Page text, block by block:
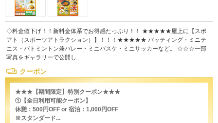
◇料金値下げ！！新料金体系でお得感たっぷり！！ ★★★★★屋上に【スポ
アト（スポーツアトラクション）】！！！★★★★★ バッティング・ミニテ
ニス・バトミントン兼バレー・ミニバスケ・ミニサッカーなど。 ☆☆☆一部
写真をギャラリーで公開し...
クーポン
★★★【期間限定】特別クーポン★★★
①【全日利用可能クーポン】
休憩：500円OFF or 宿泊：1,000円OFF
※スタンダード...